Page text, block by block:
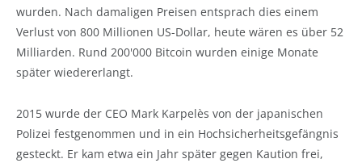
wurden. Nach damaligen Preisen entsprach dies einem
Verlust von 800 Millionen US-Dollar, heute wären es über 52
Milliarden. Rund 200'000 Bitcoin wurden einige Monate
später wiedererlangt.
2015 wurde der CEO Mark Karpelès von der japanischen
Polizei festgenommen und in ein Hochsicherheitsgefängnis
gesteckt. Er kam etwa ein Jahr später gegen Kaution frei,